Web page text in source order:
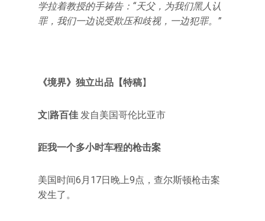
学拉着教授的手祷告：“天父，为我们黑人认
罪，我们一边说受欺压和歧视，一边犯罪。”
《境界》独立出品【特稿】
文|路百佳 发自美国哥伦比亚市
距我一个多小时车程的枪击案
美国时间6月17日晚上9点，查尔斯顿枪击案
发生了。